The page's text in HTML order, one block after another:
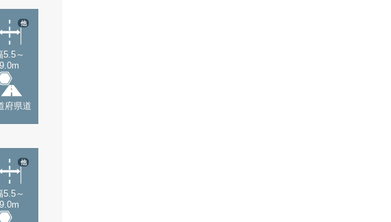
5.5～
9.0m
他
府県道
5.5～
9.0m
他